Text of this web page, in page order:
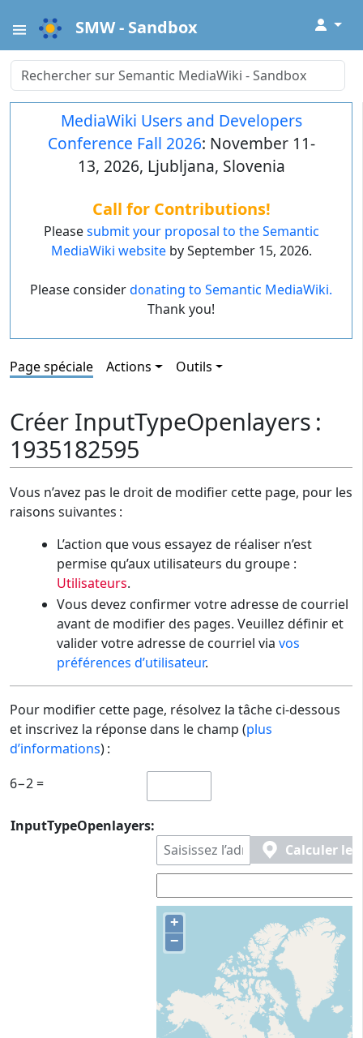
SMW - Sandbox ↓
MediaWiki Users and Developers
Conference Fall 2026: November 11-
13, 2026, Ljubljana, Slovenia
Call for Contributions!
Pleasesubmit your proposal to the Semantic
MediaWiki websiteby September 15, 2026.
Please considerdonating to Semantic MediaWiki.
Thank you!
Page spéciale Actions Outils
Créer InputTypeOpenlayers :
1935182595
Vous n’avez pas le droit de modifier cette page, pour les
raisons suivantes :
L’action que vous essayez de réaliser n’est
permise qu’aux utilisateurs du groupe :
Utilisateurs.
Vous devez confirmer votre adresse de courriel
avant de modifier des pages. Veuillez définir et
valider votre adresse de courriel via vos
préférences d’utilisateur.
Pour modifier cette page, résolvez la tâche ci-dessous
et inscrivez la réponse dans le champ (plus
d’informations) :
6−2 =
InputTypeOpenlayers:
Calculer les
+
−